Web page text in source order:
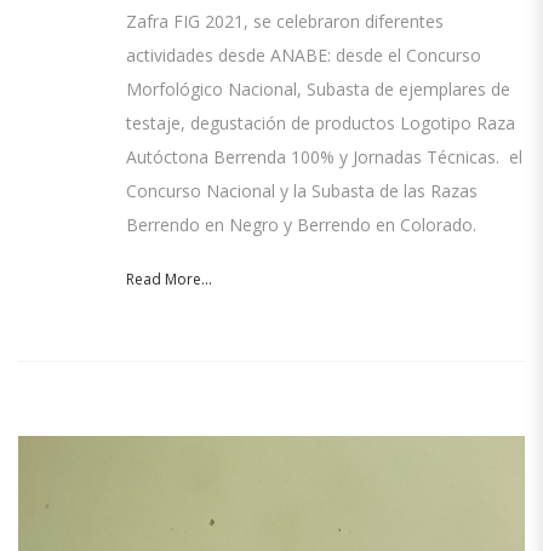
Zafra FIG 2021, se celebraron diferentes
actividades desde ANABE: desde el Concurso
Morfológico Nacional, Subasta de ejemplares de
testaje, degustación de productos Logotipo Raza
Autóctona Berrenda 100% y Jornadas Técnicas. el
Concurso Nacional y la Subasta de las Razas
Berrendo en Negro y Berrendo en Colorado.
Read More...